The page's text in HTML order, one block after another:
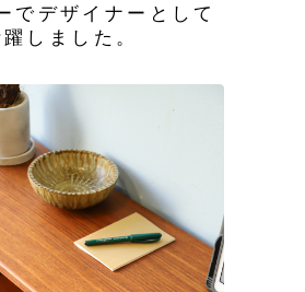
でデザイナーとして
しました。